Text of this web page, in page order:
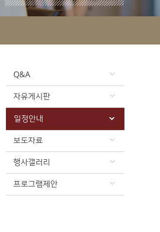
Q&A
자유게시판
일정안내
보도자료
행사갤러리
프로그램제안